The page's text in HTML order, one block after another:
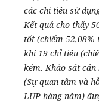
các chỉ tiêu sử
Kết quả cho thấy
tốt (chiếm
khi 19 chỉ tiêu
kém. Khảo sát
(Sự quan tâm và
LUP hàng năm)